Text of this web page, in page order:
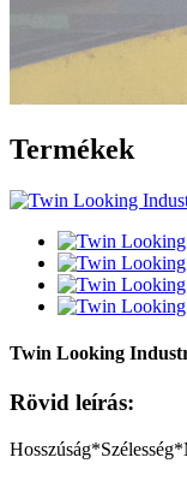
Termékek
Twin Looking
Rövid leírás: